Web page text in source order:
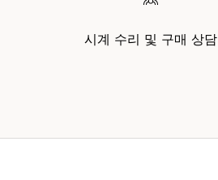
시계 수리 및 구매 상담